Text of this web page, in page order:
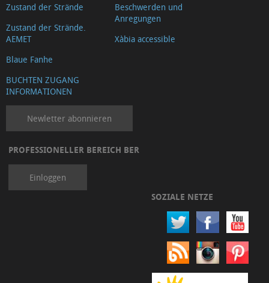
Zustand der Strände
Zustand der Strände.
AEMET
Blaue Fanhe
BUCHTEN ZUGANG
INFORMATIONEN
Beschwerden und
Anregungen
Xàbia accessible
Newletter abonnieren
PROFESSIONELLER BEREICH BER
Einloggen
SOZIALE NETZE